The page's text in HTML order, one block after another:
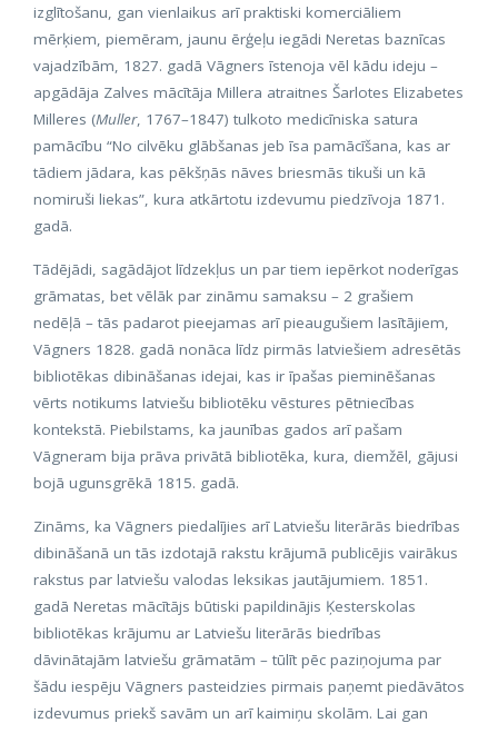
izglītošanu, gan vienlaikus arī praktiski komerciāliem
mērķiem, piemēram, jaunu ērģeļu iegādi Neretas baznīcas
vajadzībām, 1827. gadā Vāgners īstenoja vēl kādu ideju –
apgādāja Zalves mācītāja Millera atraitnes Šarlotes Elizabetes
Milleres (Muller, 1767–1847) tulkoto medicīniska satura
pamācību “No cilvēku glābšanas jeb īsa pamācīšana, kas ar
tādiem jādara, kas pēkšņās nāves briesmās tikuši un kā
nomiruši liekas”, kura atkārtotu izdevumu piedzīvoja 1871.
gadā.
Tādējādi, sagādājot līdzekļus un par tiem iepērkot noderīgas
grāmatas, bet vēlāk par zināmu samaksu – 2 grašiem
nedēļā – tās padarot pieejamas arī pieaugušiem lasītājiem,
Vāgners 1828. gadā nonāca līdz pirmās latviešiem adresētās
bibliotēkas dibināšanas idejai, kas ir īpašas pieminēšanas
vērts notikums latviešu bibliotēku vēstures pētniecības
kontekstā. Piebilstams, ka jaunības gados arī pašam
Vāgneram bija prāva privātā bibliotēka, kura, diemžēl, gājusi
bojā ugunsgrēkā 1815. gadā.
Zināms, ka Vāgners piedalījies arī Latviešu literārās biedrības
dibināšanā un tās izdotajā rakstu krājumā publicējis vairākus
rakstus par latviešu valodas leksikas jautājumiem. 1851.
gadā Neretas mācītājs būtiski papildinājis Ķesterskolas
bibliotēkas krājumu ar Latviešu literārās biedrības
dāvinātajām latviešu grāmatām – tūlīt pēc paziņojuma par
šādu iespēju Vāgners pasteidzies pirmais paņemt piedāvātos
izdevumus priekš savām un arī kaimiņu skolām. Lai gan